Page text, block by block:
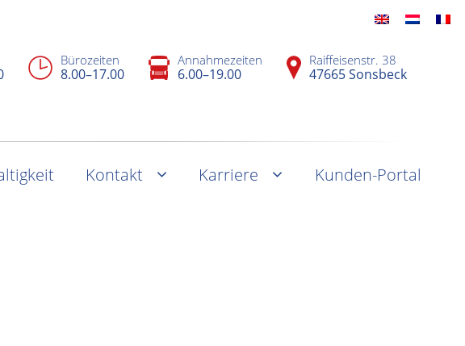
Bürozeiten
8.00–17.00
Annahmezeiten
6.00–19.00
Raiffeisenstr. 38
47665 Sonsbeck
Kontakt Karriere Kunden-Portal